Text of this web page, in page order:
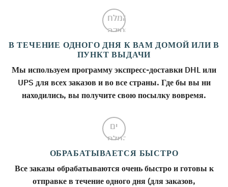
В ТЕЧЕНИЕ ОДНОГО ДНЯ К ВАМ ДОМОЙ ИЛИ В
ПУНКТ ВЫДАЧИ
Мы используем программу экспресс-доставки DHL или
UPS для всех заказов и во все страны. Где бы вы ни
находились, вы получите свою посылку вовремя.
ОБРАБАТЫВАЕТСЯ БЫСТРО
Все заказы обрабатываются очень быстро и готовы к
отправке в течение одного дня (для заказов,